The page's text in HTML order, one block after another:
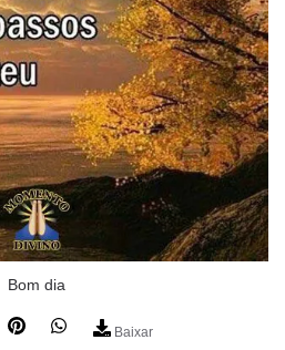
Bom dia
Baixar